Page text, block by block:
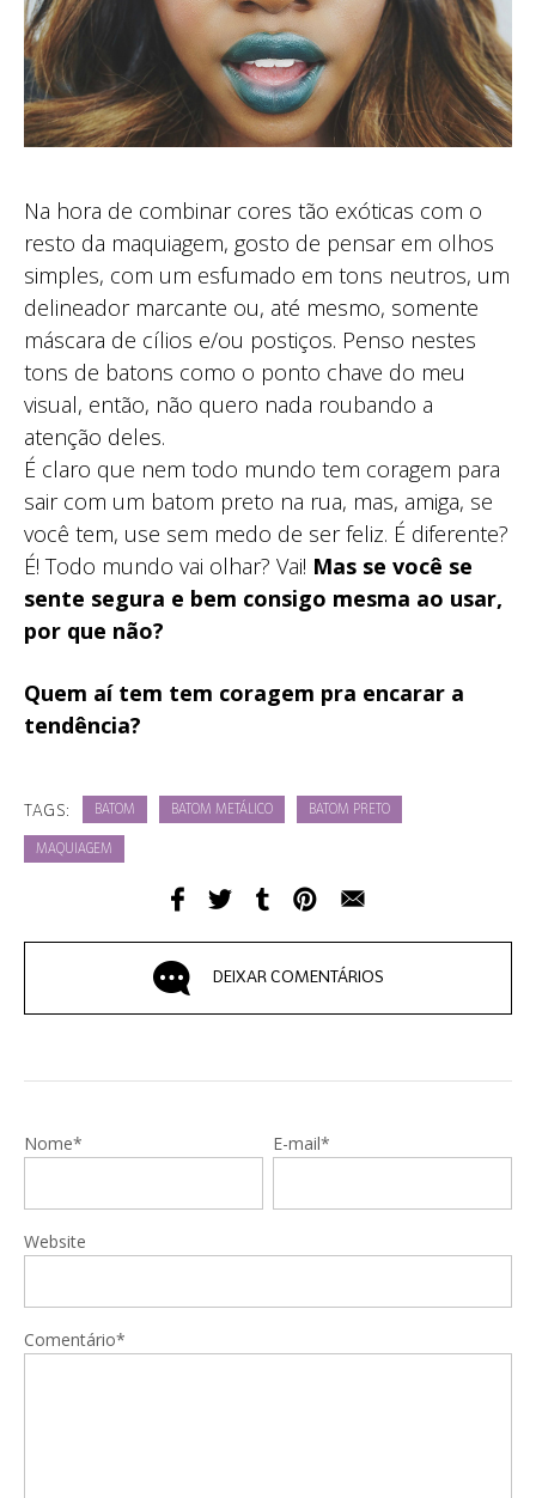
Na hora de combinar cores tão exóticas com o
resto da maquiagem, gosto de pensar em olhos
simples, com um esfumado em tons neutros, um
delineador marcante ou, até mesmo, somente
máscara de cílios e/ou postiços. Penso nestes
tons de batons como o ponto chave do meu
visual, então, não quero nada roubando a
atenção deles.
É claro que nem todo mundo tem coragem para
sair com um batom preto na rua, mas, amiga, se
você tem, use sem medo de ser feliz. É diferente?
É! Todo mundo vai olhar? Vai! Mas se você se
sente segura e bem consigo mesma ao usar,
por que não?
Quem aí tem tem coragem pra encarar a
tendência?
TAGS: BATOM BATOM METÁLICO BATOM PRETO
MAQUIAGEM
DEIXAR COMENTÁRIOS
Nome* E-mail*
Website
Comentário*